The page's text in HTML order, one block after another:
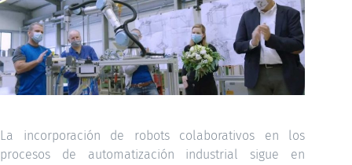
La incorporación de robots colaborativos en los
procesos de automatización industrial sigue en